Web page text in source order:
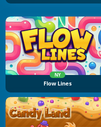
NY
Flow Lines